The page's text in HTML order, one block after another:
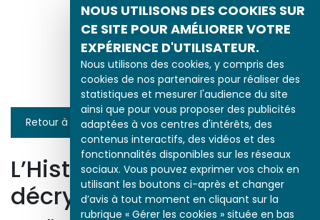
NOUS UTILISONS DES COOKIES SUR
CE SITE POUR AMÉLIORER VOTRE
EXPÉRIENCE D'UTILISATEUR.
Nous utilisons des cookies, y compris des
cookies de nos partenaires pour réaliser des
statistiques et mesurer l'audience du site
ainsi que pour vous proposer des publicités
adaptées à vos centres d'intérêts, des
contenus interactifs, des vidéos et des
fonctionnalités disponibles sur les réseaux
sociaux. Vous pouvez exprimer vos choix en
utilisant les boutons ci-après et changer
d’avis à tout moment en cliquant sur la
rubrique « Gérer les cookies » située en bas
La Naissance de
l’alpinisme
Retour à la liste
L’Histoire par l’image
décrypte l’histoire